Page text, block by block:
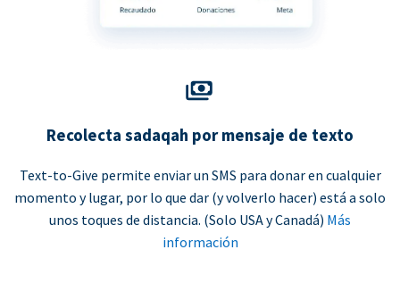
Recolecta sadaqah por mensaje de texto
Text-to-Give permite enviar un SMS para donar en cualquier
momento y lugar, por lo que dar (y volverlo hacer) está a solo
unos toques de distancia. (Solo USA y Canadá) Más
información